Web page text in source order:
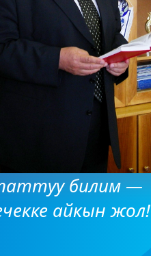
билим —
айкын жол!